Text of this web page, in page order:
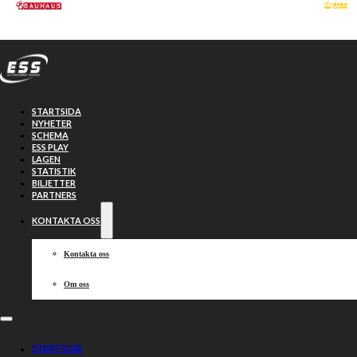
Hoppa till huvudinnehåll
STARTSIDA
NYHETER
SCHEMA
ESS PLAY
LAGEN
STATISTIK
BILJETTER
PARTNERS
KONTAKTA OSS
Kontakta oss
Om oss
STARTSIDA
Västervik visade